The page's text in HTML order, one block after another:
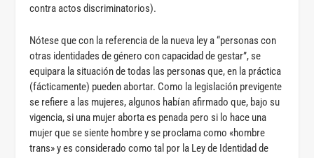
contra actos discriminatorios).
Nótese que con la referencia de la nueva ley a “personas con
otras identidades de género con capacidad de gestar”, se
equipara la situación de todas las personas que, en la práctica
(fácticamente) pueden abortar. Como la legislación previgente
se refiere a las mujeres, algunos habían afirmado que, bajo su
vigencia, si una mujer aborta es penada pero si lo hace una
mujer que se siente hombre y se proclama como «hombre
trans» y es considerado como tal por la Ley de Identidad de